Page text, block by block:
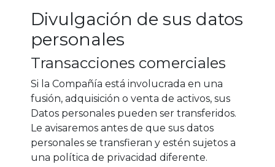
Divulgación de sus datos
personales
Transacciones comerciales
Si la Compañía está involucrada en una
fusión, adquisición o venta de activos, sus
Datos personales pueden ser transferidos.
Le avisaremos antes de que sus datos
personales se transfieran y estén sujetos a
una política de privacidad diferente.